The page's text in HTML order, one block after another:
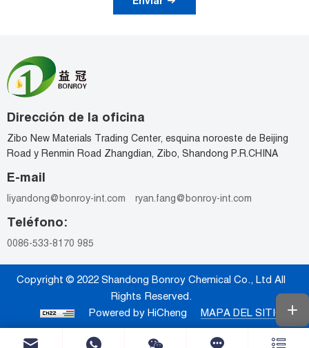
Dirección de la oficina
Zibo New Materials Trading Center, esquina noroeste de Beijing
Road y Renmin Road Zhangdian, Zibo, Shandong P.R.CHINA
E-mail
liyandong@bonroy-int.com ryan.fang@bonroy-int.com
Teléfono:
0086-533-8170 985
Copyright © 2022 Shandong Bonroy Chemical Co., Ltd All
Rights Reserved.
Powered by HiCheng
MAPA DEL SITIO